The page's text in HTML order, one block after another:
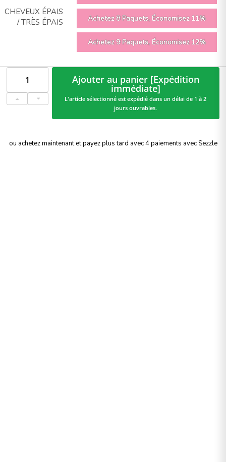
CHEVEUX ÉPAIS
/ TRÈS ÉPAIS
Achetez 8 Paquets, Économisez 11%
Achetez 9 Paquets, Économisez 12%
Ajouter au panier [Expédition
immédiate]
L'article sélectionné est expédié dans un délai de 1 à 2
jours ouvrables.
ou achetez maintenant et payez plus tard avec 4 paiements avec Sezzle